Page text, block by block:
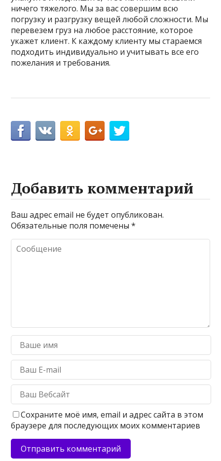
ничего тяжелого. Мы за вас совершим всю
погрузку и разгрузку вещей любой сложности. Мы
перевезем груз на любое расстояние, которое
укажет клиент. К каждому клиенту мы стараемся
подходить индивидуально и учитывать все его
пожелания и требования.
Добавить комментарий
Ваш адрес email не будет опубликован.
Обязательные поля помечены*
Сохраните моё имя, email и адрес сайта в этом
браузере для последующих моих комментариев